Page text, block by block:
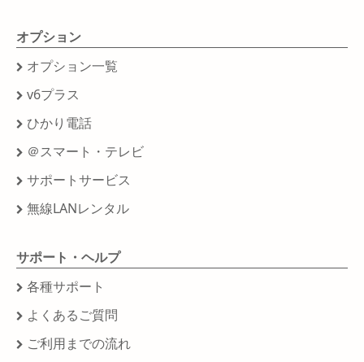
オプション
オプション一覧
v6プラス
ひかり電話
＠スマート・テレビ
サポートサービス
無線LANレンタル
サポート・ヘルプ
各種サポート
よくあるご質問
ご利用までの流れ